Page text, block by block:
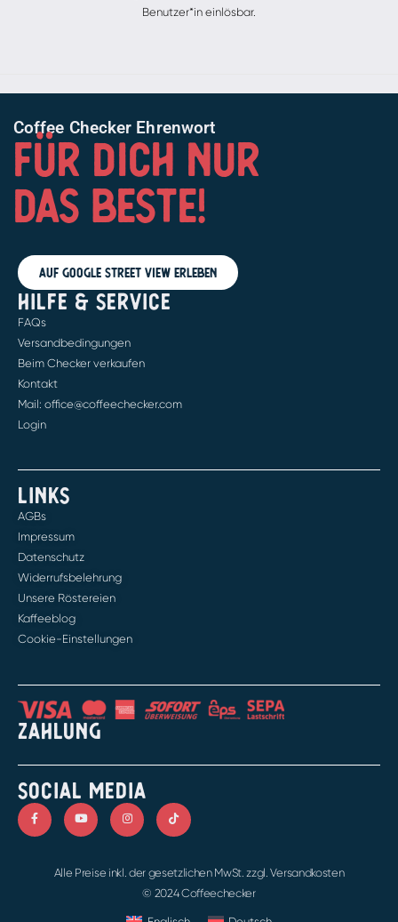
Benutzer*in einlösbar.
Coffee Checker Ehrenwort
FÜR DICH NUR
DAS BESTE!
Auf Google Street View erleben
HILFE & SERVICE
FAQs
Versandbedingungen
Beim Checker verkaufen
Kontakt
Mail: office@coffeechecker.com
Login
LINKS
AGBs
Impressum
Datenschutz
Widerrufsbelehrung
Unsere Röstereien
Kaffeeblog
Cookie-Einstellungen
ZAHLUNG
SOCIAL MEDIA
Alle Preise inkl. der gesetzlichen MwSt. zzgl. Versandkosten
© 2024 Coffeechecker